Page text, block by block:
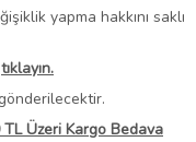
yapma hakkını saklı
tıklayın.
Üzeri Kargo Bedava